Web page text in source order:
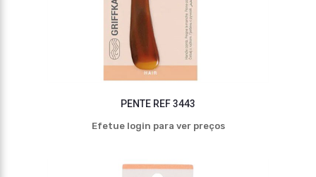
PENTE REF 3443
Efetue login para ver preços